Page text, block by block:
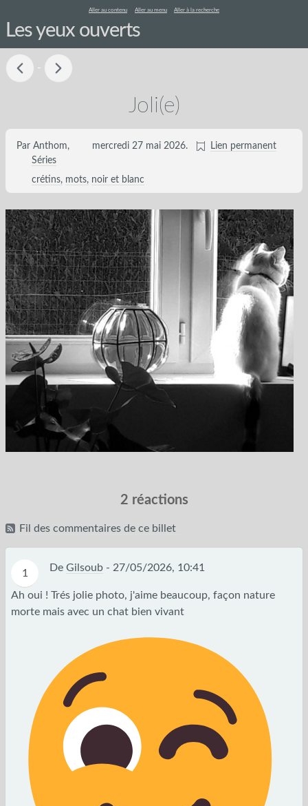
Aller au contenu Aller au menu Aller à la recherche
Les yeux ouverts
-
Joli(e)
Par Anthom, mercredi 27 mai 2026.
Lien permanent
Séries
crétins mots noir et blanc
2 réactions
Fil des commentaires de ce billet
1 De Gilsoub - 27/05/2026, 10:41
Ah oui ! Trés jolie photo, j'aime beaucoup, façon nature
morte mais avec un chat bien vivant